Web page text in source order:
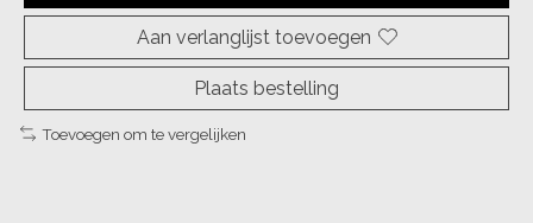
Aan verlanglijst toevoegen
Plaats bestelling
Toevoegen om te vergelijken